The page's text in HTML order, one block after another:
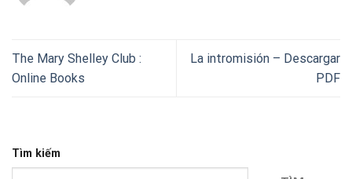
The Mary Shelley Club :
Online Books
La intromisión – Descargar
PDF
Tìm kiếm